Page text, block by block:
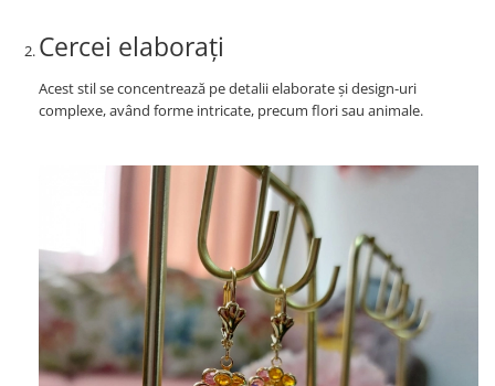
Cercei elaborați
Acest stil se concentrează pe detalii elaborate și design-uri
complexe, având forme intricate, precum flori sau animale.